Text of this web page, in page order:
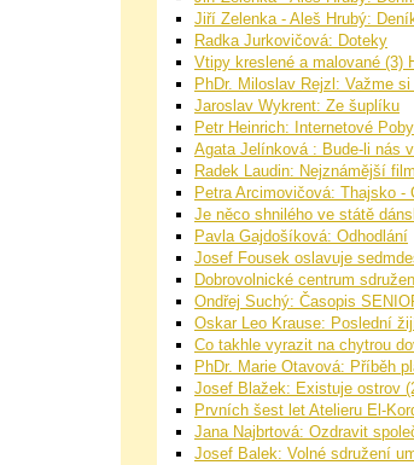
Jiří Zelenka - Aleš Hrubý:
Radka Jurkovičová: Doteky
Vtipy kreslené a malované (3)
PhDr. Miloslav Rejzl: Važme
Jaroslav Wykrent: Ze šuplíku
Petr Heinrich: Internetové
Agata Jelínková : Bude-li nás
Radek Laudin: Nejznámější
Petra Arcimovičová: Thajsko -
Je něco shnilého ve státě
Pavla Gajdošíková: Odhodlání
Josef Fousek oslavuje
Dobrovolnické centrum
Ondřej Suchý: Časopis
Oskar Leo Krause: Poslední
Co takhle vyrazit na chytrou
PhDr. Marie Otavová: Příběh
Josef Blažek: Existuje ostrov
Prvních šest let Atelieru El-
Jana Najbrtová: Ozdravit
Josef Balek: Volné sdružení